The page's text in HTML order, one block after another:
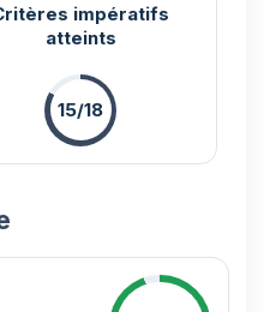
impératifs
atteints
15/18